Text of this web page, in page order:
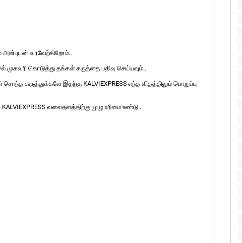
அன்புடன் வரவேற்கிறோம்..
கொடுத்து தங்கள் கருத்தை பதிவு செய்யவும்..
கருத்துக்களே இதற்கு KALVIEXPRESS எந்த விதத்திலும் பொறுப்பு
வலைதளத்திற்கு முழு உரிமை உண்டு..